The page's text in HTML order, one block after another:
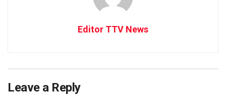
Editor TTV News
Leave a Reply